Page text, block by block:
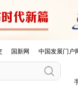
国新网 中国发展门户